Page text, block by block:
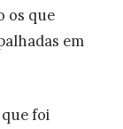
os que
em
foi